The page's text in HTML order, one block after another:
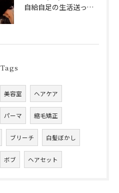
自給自足の生活送ってます
Tags
美容室 ヘアケア
パーマ 縮毛矯正
ブリーチ 白髪ぼかし
ボブ ヘアセット